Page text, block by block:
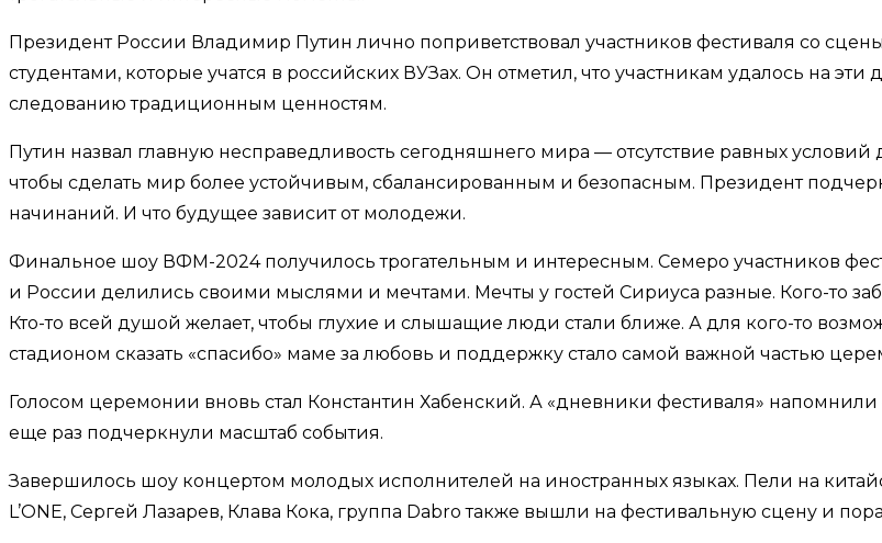
Президент России Владимир Путин лично поприветствовал участников фестиваля со
студентами, которые учатся в российских ВУЗах. Он отметил, что участникам удалось на
следованию традиционным ценностям.
Путин назвал главную несправедливость сегодняшнего мира — отсутствие равных
чтобы сделать мир более устойчивым, сбалансированным и безопасным. Президент
начинаний. И что будущее зависит от молодежи.
Финальное шоу ВФМ-2024 получилось трогательным и интересным. Семеро участников
и России делились своими мыслями и мечтами. Мечты у гостей Сириуса разные. Кого-то
Кто-то всей душой желает, чтобы глухие и слышащие люди стали ближе. А для кого-то
стадионом сказать «спасибо» маме за любовь и поддержку стало самой важной частью
Голосом церемонии вновь стал Константин Хабенский. А «дневники фестиваля» напомнили
еще раз подчеркнули масштаб события.
Завершилось шоу концертом молодых исполнителей на иностранных языках. Пели на
L’ONE, Сергей Лазарев, Клава Кока, группа Dabro также вышли на фестивальную сцену и